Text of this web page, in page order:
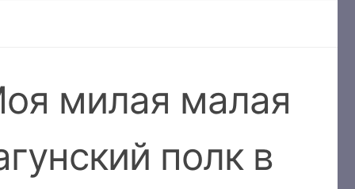
милая малая
полк в